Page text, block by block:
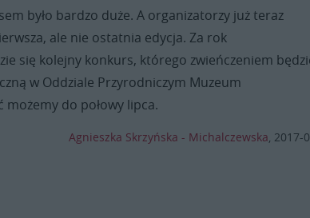
było bardzo duże. A organizatorzy już teraz
ale nie ostatnia edycja. Za rok
się kolejny konkurs, którego zwieńczeniem
w Oddziale Przyrodniczym Muzeum
do połowy lipca.
Agnieszka Skrzyńska - Michalczewska 2017-